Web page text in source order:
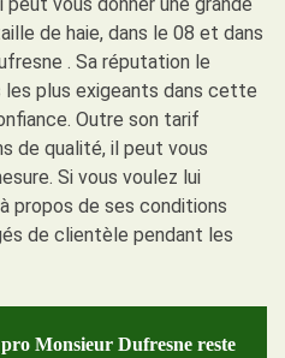
peut vous donner une grande
de haie, dans le 08 et dans
. Sa réputation le
plus exigeants dans cette
Outre son tarif
de qualité, il peut vous
Si vous voulez lui
propos de ses conditions
de clientèle pendant les
Monsieur Dufresne reste